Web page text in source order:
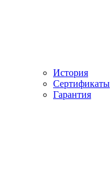
История
Сертификаты
Гарантия